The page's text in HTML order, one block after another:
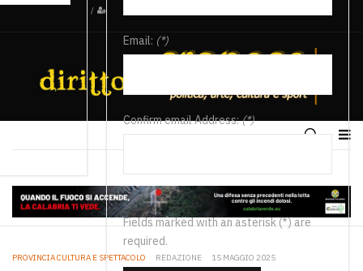
/
Email: (*)
Confirm email Address:(*)
Fields marked with an asterisk (*) are
required.
PROVINCIA CULTURA E SPETTACOLO REDAZIONE 15 MAGGIO 2025